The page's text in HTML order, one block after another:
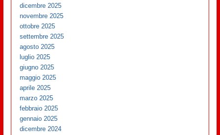
dicembre 2025
novembre 2025
ottobre 2025
settembre 2025
agosto 2025
luglio 2025
giugno 2025
maggio 2025
aprile 2025
marzo 2025
febbraio 2025
gennaio 2025
dicembre 2024